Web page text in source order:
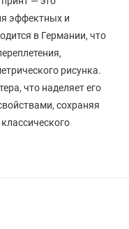
эффектных и
в Германии, что
рисунка.
что наделяет его
сохраняя